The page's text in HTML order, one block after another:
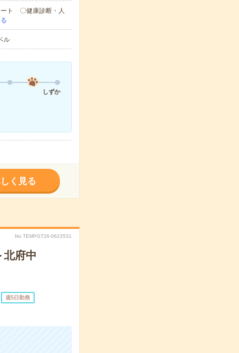
ト 〇健康診断・人
ル
しずか
く見る
No.TEMPGT26-0623531
府中
週5日勤務